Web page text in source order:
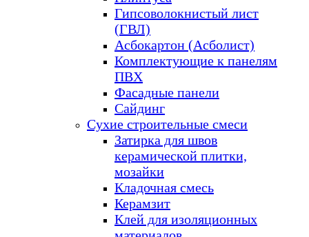
Гипсоволокнистый лист
(ГВЛ)
Асбокартон (Асболист)
Комплектующие к панелям
ПВХ
Фасадные панели
Сайдинг
Сухие строительные смеси
Затирка для швов
керамической плитки,
мозайки
Кладочная смесь
Керамзит
Клей для изоляционных